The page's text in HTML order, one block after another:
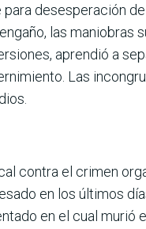
desesperación
las
aprendió a
Las
contra el crimen
en los últimos
en el cual murió